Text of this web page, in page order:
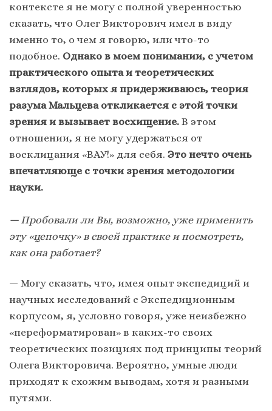
контексте я не могу с полной уверенностью
сказать, что Олег Викторович имел в виду
именно то, о чем я говорю, или что-то
подобное. Однако в моем понимании, с учетом
практического опыта и теоретических
взглядов, которых я придерживаюсь, теория
разума Мальцева откликается с этой точки
зрения и вызывает восхищение. В этом
отношении, я не могу удержаться от
восклицания «ВАУ!» для себя. Это нечто очень
впечатляюще с точки зрения методологии
науки.
— Пробовали ли Вы, возможно, уже применить
эту «цепочку» в своей практике и посмотреть,
как она работает?
— Могу сказать, что, имея опыт экспедиций и
научных исследований с Экспедиционным
корпусом, я, условно говоря, уже неизбежно
«переформатирован» в каких-то своих
теоретических позициях под принципы теорий
Олега Викторовича. Вероятно, умные люди
приходят к схожим выводам, хотя и разными
путями.